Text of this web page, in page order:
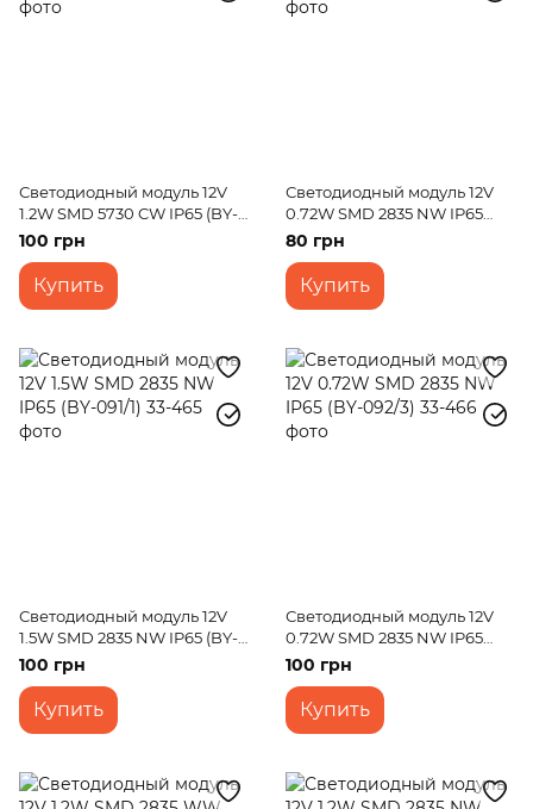
Светодиодный модуль 12V
1.2W SMD 5730 CW IP65 (BY-
018/3)
100 грн
Купить
Светодиодный модуль 12V
0.72W SMD 2835 NW IP65
(BY-090/1)
80 грн
Купить
Светодиодный модуль 12V
1.5W SMD 2835 NW IP65 (BY-
091/1)
100 грн
Купить
Светодиодный модуль 12V
0.72W SMD 2835 NW IP65
(BY-092/3)
100 грн
Купить